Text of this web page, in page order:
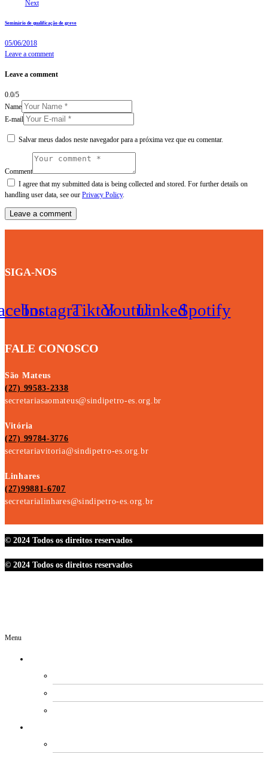
Next
Seminário de qualificação de greve
05/06/2018
Leave a comment
Leave a comment
0.0/5
Name
E-mail
Salvar meus dados neste navegador para a próxima vez que eu comentar.
Comment
I agree that my submitted data is being collected and stored. For further details on
handling user data, see our Privacy Policy.
SIGA-NOS
InstagramTiktokYoutubeLinkedinSpotify
FALE CONOSCO
São Mateus
(27) 99583-2338
secretariasaomateus@sindipetro-es.org.br
Vitória
(27) 99784-3776
secretariavitoria@sindipetro-es.org.br
Linhares
(27)99881-6707
secretarialinhares@sindipetro-es.org.br
© 2024 Todos os direitos reservados
© 2024 Todos os direitos reservados
Menu